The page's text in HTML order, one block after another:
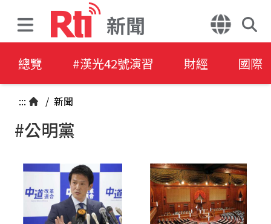
新聞
總覽 #漢光42號演習 財經 國際
::: / 新聞
#公明黨